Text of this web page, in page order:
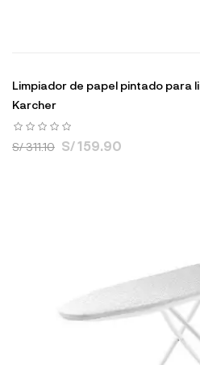
Limpiador de papel pintado para
Karcher
S/ 311.10 S/ 159.90